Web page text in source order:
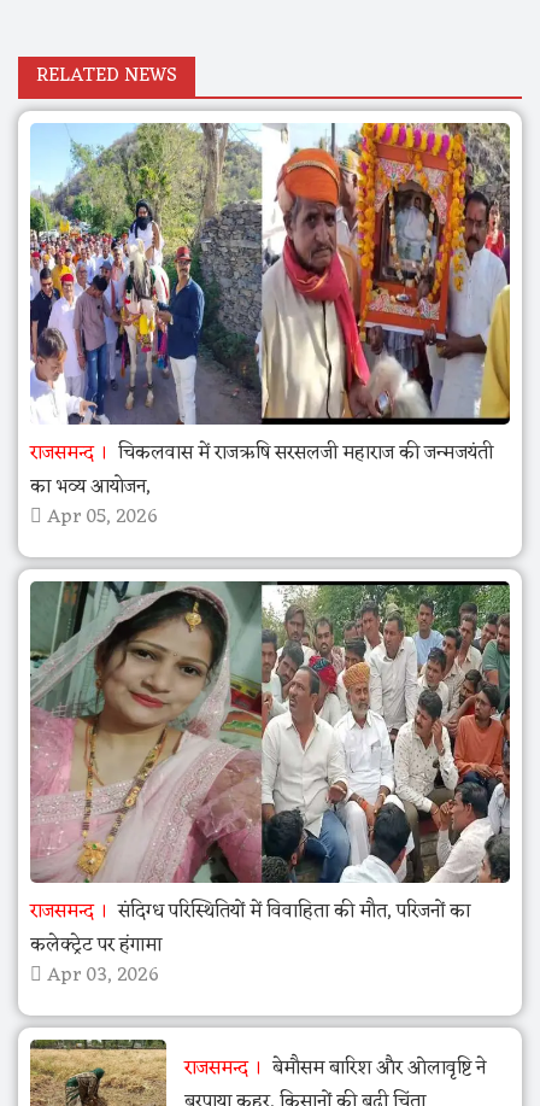
RELATED NEWS
राजसमन्द
चिकलवास में राजऋषि सरसलजी महाराज की जन्मजयंती
का भव्य आयोजन,
Apr 05, 2026
राजसमन्द
संदिग्ध परिस्थितियों में विवाहिता की मौत, परिजनों का
कलेक्ट्रेट पर हंगामा
Apr 03, 2026
राजसमन्द
बेमौसम बारिश और ओलावृष्टि ने